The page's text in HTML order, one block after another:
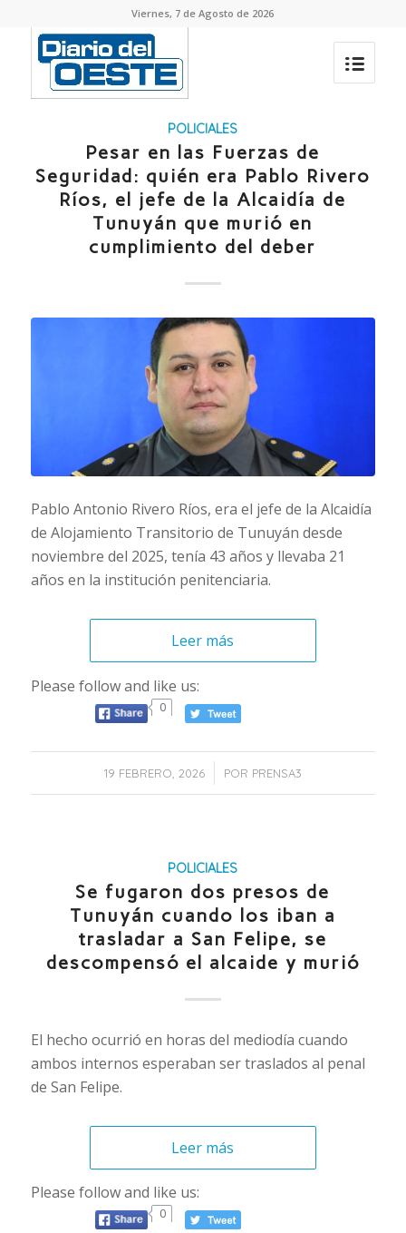
Viernes, 7 de Agosto de 2026
POLICIALES
Pesar en las Fuerzas de
Seguridad: quién era Pablo Rivero
Ríos, el jefe de la Alcaidía de
Tunuyán que murió en
cumplimiento del deber
Pablo Antonio Rivero Ríos, era el jefe de la Alcaidía
de Alojamiento Transitorio de Tunuyán desde
noviembre del 2025, tenía 43 años y llevaba 21
años en la institución penitenciaria.
Leer más
Please follow and like us:
0
19 FEBRERO, 2026
/ POR PRENSA3
POLICIALES
Se fugaron dos presos de
Tunuyán cuando los iban a
trasladar a San Felipe, se
descompensó el alcaide y murió
El hecho ocurrió en horas del mediodía cuando
ambos internos esperaban ser traslados al penal
de San Felipe.
Leer más
Please follow and like us:
0